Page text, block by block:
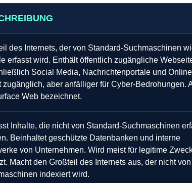
des Internets, der von Standard-Suchmaschinen
erfasst wird. Enthält öffentlich zugängliche
Social Media, Nachrichtenportale und
zugänglich, aber anfälliger für Cyber-Bedrohungen.
Web bezeichnet.
Inhalte, die nicht von Standard-Suchmaschinen
Beinhaltet geschützte Datenbanken und interne
von Unternehmen. Wird meist für legitime
Macht den Großteil des Internets aus, der nicht von
indexiert wird.